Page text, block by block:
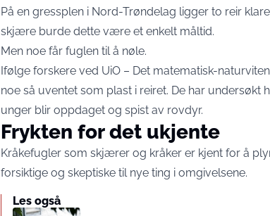
På en gressplen i Nord-Trøndelag ligger to reir
skjære burde dette være et enkelt måltid.
Men noe får fuglen til å nøle.
Ifølge forskere ved UiO – Det matematisk-
noe så uventet som plast i reiret. De har
unger blir oppdaget og spist av rovdyr.
Frykten for det ukjente
Kråkefugler som skjærer og kråker er kjent for å
forsiktige og skeptiske til nye ting i omgivelsene.
Les også